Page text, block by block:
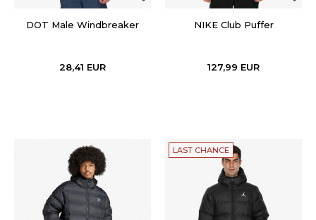
DOT Male Windbreaker
28,41 EUR
NIKE Club Puffer
127,99 EUR
LAST CHANCE